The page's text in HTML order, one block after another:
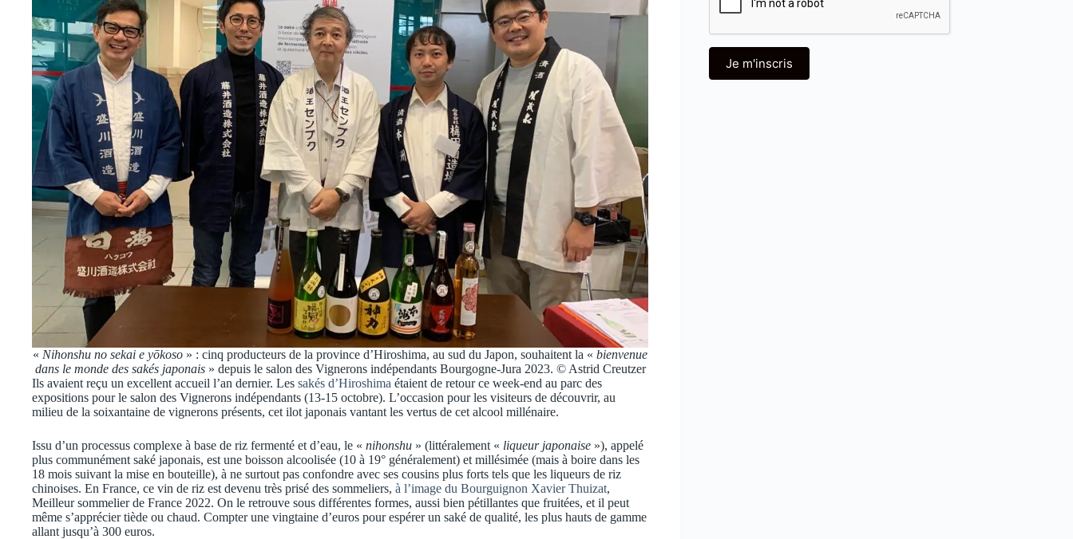
« Nihonshu no sekai e yōkoso » : cinq producteurs de la province d’Hiroshima, au sud du Japon, souhaitent la « bienvenue
dans le monde des sakés japonais» depuis le salon des Vignerons indépendants Bourgogne-Jura 2023. © Astrid Creutzer
Ils avaient reçu un excellent accueil l’an dernier. Les sakés d’Hiroshima étaient de retour ce week-end au parc des
expositions pour le salon des Vignerons indépendants (13-15 octobre). L’occasion pour les visiteurs de découvrir, au
milieu de la soixantaine de vignerons présents, cet ilot japonais vantant les vertus de cet alcool millénaire.
Issu d’un processus complexe à base de riz fermenté et d’eau, le « nihonshu » (littéralement « liqueur japonaise »), appelé
plus communément saké japonais, est une boisson alcoolisée (10 à 19° généralement) et millésimée (mais à boire dans les
18 mois suivant la mise en bouteille), à ne surtout pas confondre avec ses cousins plus forts tels que les liqueurs de riz
chinoises. En France, ce vin de riz est devenu très prisé des sommeliers, à l’image du Bourguignon Xavier Thuizat,
Meilleur sommelier de France 2022. On le retrouve sous différentes formes, aussi bien pétillantes que fruitées, et il peut
même s’apprécier tiède ou chaud. Compter une vingtaine d’euros pour espérer un saké de qualité, les plus hauts de gamme
allant jusqu’à 300 euros.
Je m'inscris